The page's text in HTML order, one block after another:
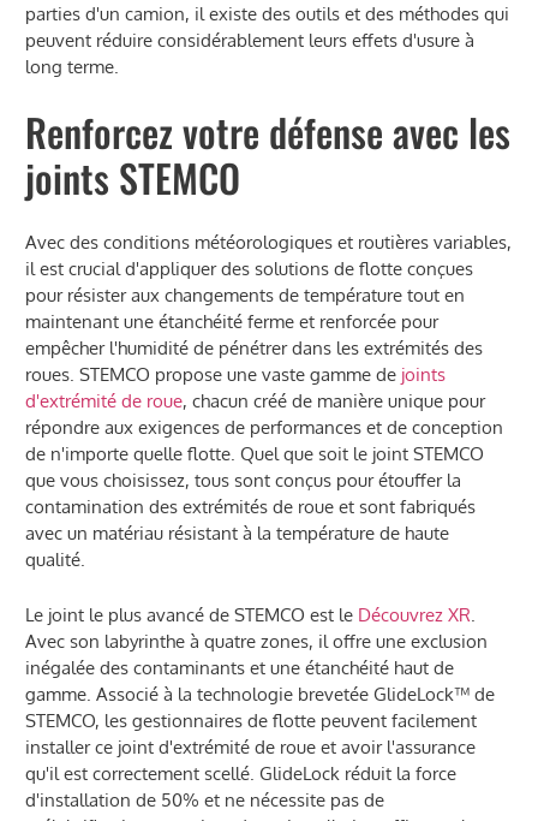
parties d'un camion, il existe des outils et des méthodes qui
peuvent réduire considérablement leurs effets d'usure à
long terme.
Renforcez votre défense avec les
joints STEMCO
Avec des conditions météorologiques et routières variables,
il est crucial d'appliquer des solutions de flotte conçues
pour résister aux changements de température tout en
maintenant une étanchéité ferme et renforcée pour
empêcher l'humidité de pénétrer dans les extrémités des
roues. STEMCO propose une vaste gamme de joints
d'extrémité de roue, chacun créé de manière unique pour
répondre aux exigences de performances et de conception
de n'importe quelle flotte. Quel que soit le joint STEMCO
que vous choisissez, tous sont conçus pour étouffer la
contamination des extrémités de roue et sont fabriqués
avec un matériau résistant à la température de haute
qualité.
Le joint le plus avancé de STEMCO est le Découvrez XR.
Avec son labyrinthe à quatre zones, il offre une exclusion
inégalée des contaminants et une étanchéité haut de
gamme. Associé à la technologie brevetée GlideLock™ de
STEMCO, les gestionnaires de flotte peuvent facilement
installer ce joint d'extrémité de roue et avoir l'assurance
qu'il est correctement scellé. GlideLock réduit la force
d'installation de 50% et ne nécessite pas de